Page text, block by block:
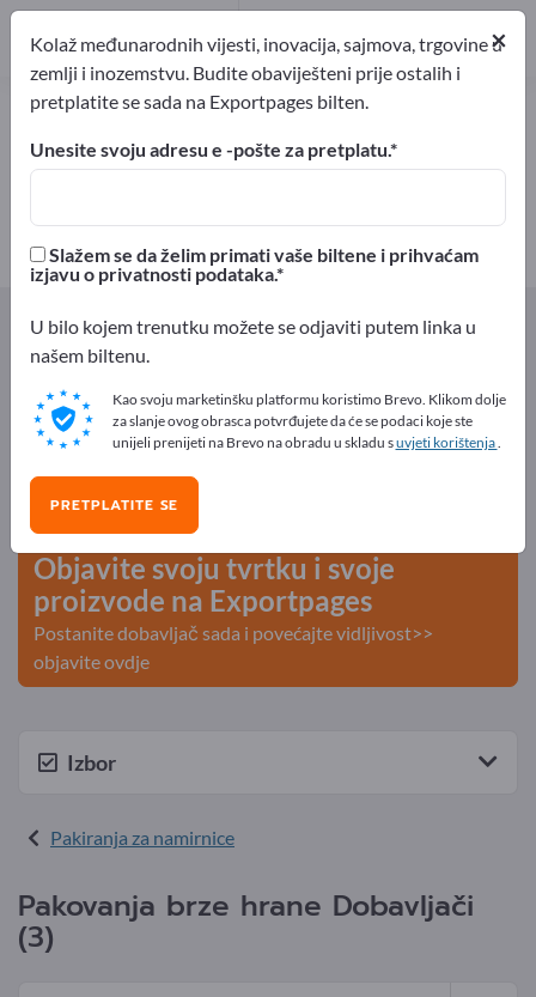
Pakovanja brze hrane – pronađite
proizvođače i dobavljače
Exportpages Hrana i napici
Pakiranja za namirnice
Pakovanja brze hrane
Besplatno oglašavajte na
Exportpages!
Potražnja – Ponude – Polovni proizvodi – Poslovni
kontakti >> počnite ovdje
Objavite svoju tvrtku i svoje
proizvode na Exportpages
Postanite dobavljač sada i povećajte vidljivost>>
objavite ovdje
Izbor
Pakiranja za namirnice
Pakovanja brze hrane Dobavljači
(3)
×
Kolaž međunarodnih vijesti, inovacija, sajmova, trgovine u
zemlji i inozemstvu. Budite obaviješteni prije ostalih i
pretplatite se sada na Exportpages bilten.
Unesite svoju adresu e -pošte za pretplatu.
Slažem se da želim primati vaše biltene i prihvaćam
izjavu o privatnosti podataka.
U bilo kojem trenutku možete se odjaviti putem linka u
našem biltenu.
Kao svoju marketinšku platformu koristimo Brevo. Klikom dolje
za slanje ovog obrasca potvrđujete da će se podaci koje ste
unijeli prenijeti na Brevo na obradu u skladu suvjeti korištenja.
PRETPLATITE SE